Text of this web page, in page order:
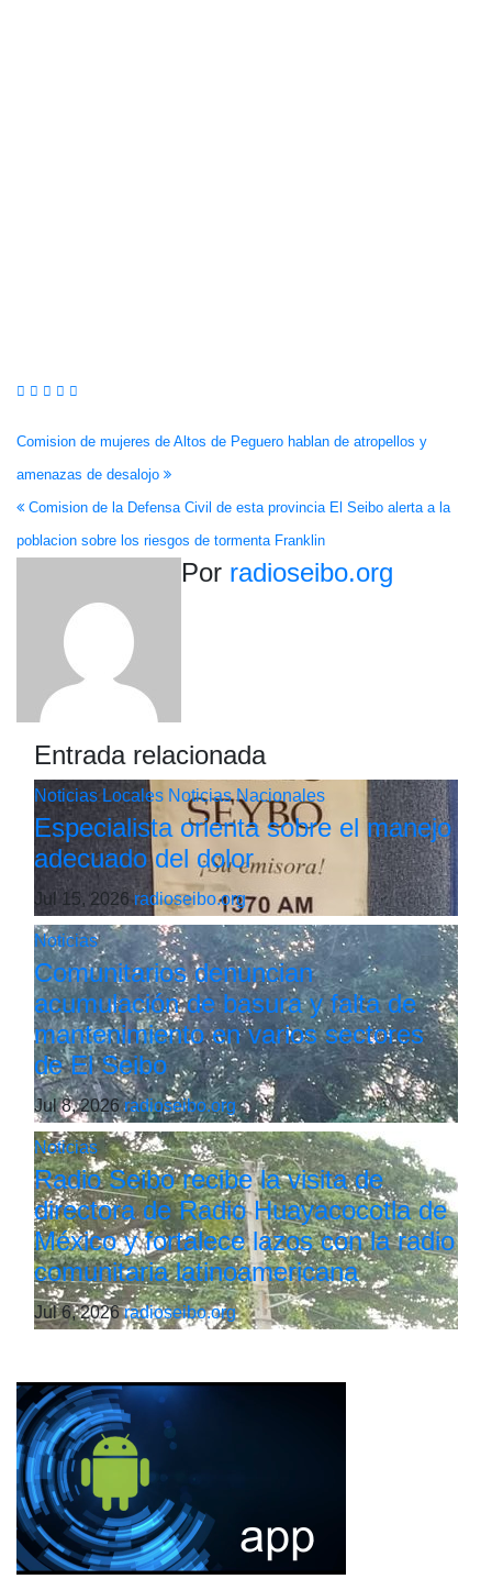
Navegación
de
entradas
Comision de mujeres de Altos de Peguero hablan de atropellos y
amenazas de desalojo
Comision de la Defensa Civil de esta provincia El Seibo alerta a la
poblacion sobre los riesgos de tormenta Franklin
Por radioseibo.org
Entrada relacionada
Noticias Locales Noticias Nacionales
Especialista orienta sobre el manejo
adecuado del dolor
Jul 15, 2026radioseibo.org
Noticias
Comunitarios denuncian
acumulación de basura y falta de
mantenimiento en varios sectores
de El Seibo
Jul 8, 2026radioseibo.org
Noticias
Radio Seibo recibe la visita de
directora de Radio Huayacocotla de
México y fortalece lazos con la radio
comunitaria latinoamericana
Jul 6, 2026radioseibo.org